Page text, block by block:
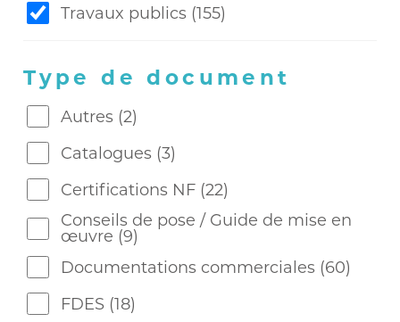
Travaux publics (155)
Type de document
Autres (2)
Catalogues (3)
Certifications NF (22)
Conseils de pose / Guide de mise en
œuvre (9)
Documentations commerciales (60)
FDES (18)